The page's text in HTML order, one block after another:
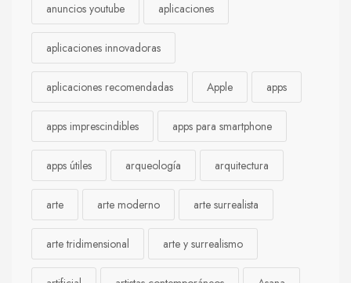
anuncios youtube aplicaciones
aplicaciones innovadoras
aplicaciones recomendadas Apple apps
apps imprescindibles apps para smartphone
apps útiles arqueología arquitectura
arte arte moderno arte surrealista
arte tridimensional arte y surrealismo